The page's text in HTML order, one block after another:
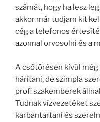
számát, hogy ha lesz
akkor már tudjam kit
cég a telefonos
azonnal orvosolni és a
A csőtörésen kívül
hárítani, de szimpla
profi szakemberek
Tudnak vízvezetéket
karbantartani és